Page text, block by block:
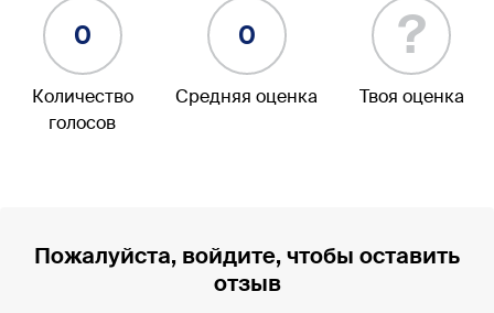
0
Количество
голосов
0
Средняя оценка
?
Твоя оценка
Пожалуйста, войдите, чтобы оставить
отзыв